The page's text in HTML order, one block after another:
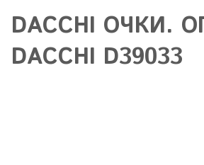
DACCHI ОЧКИ.
DACCHI D39033